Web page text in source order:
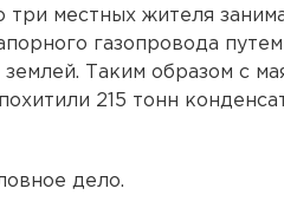
три местных жителя
газопровода
Таким образом с
215 тонн
дело.